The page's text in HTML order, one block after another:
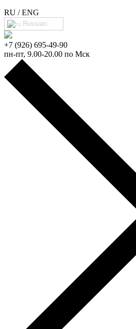
RU / ENG
Russian
+7 (926) 695-49-90
пн-пт, 9.00-20.00 по Мск